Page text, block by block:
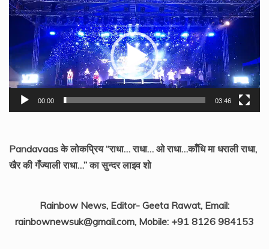
Video
Player
00:00 03:46
Pandavaas के लोकप्रिय “राधा… राधा… ओ राधा…काँधि मा धराली राधा,
खैर की गँज्याली राधा…” का सुन्दर लाइव शो
Rainbow News, Editor- Geeta Rawat, Email:
rainbownewsuk@gmail.com, Mobile: +91 8126 984153